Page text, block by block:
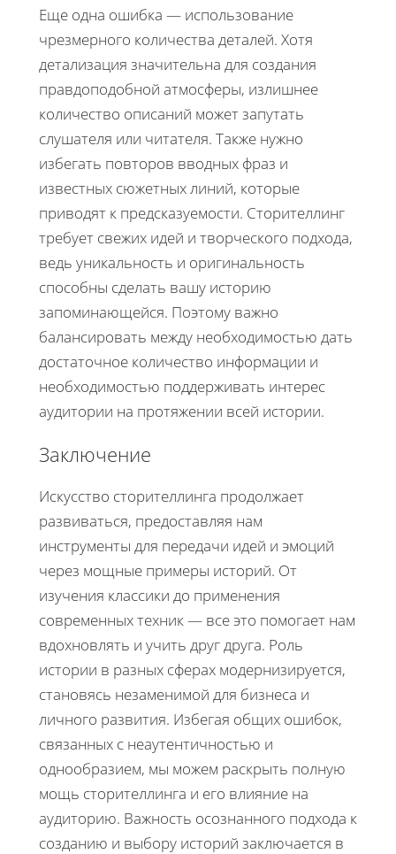
Еще одна ошибка — использование
чрезмерного количества деталей. Хотя
детализация значительна для создания
правдоподобной атмосферы, излишнее
количество описаний может запутать
слушателя или читателя. Также нужно
избегать повторов вводных фраз и
известных сюжетных линий, которые
приводят к предсказуемости. Сторителлинг
требует свежих идей и творческого подхода,
ведь уникальность и оригинальность
способны сделать вашу историю
запоминающейся. Поэтому важно
балансировать между необходимостью дать
достаточное количество информации и
необходимостью поддерживать интерес
аудитории на протяжении всей истории.
Заключение
Искусство сторителлинга продолжает
развиваться, предоставляя нам
инструменты для передачи идей и эмоций
через мощные примеры историй. От
изучения классики до применения
современных техник — все это помогает нам
вдохновлять и учить друг друга. Роль
истории в разных сферах модернизируется,
становясь незаменимой для бизнеса и
личного развития. Избегая общих ошибок,
связанных с неаутентичностью и
однообразием, мы можем раскрыть полную
мощь сторителлинга и его влияние на
аудиторию. Важность осознанного подхода к
созданию и выбору историй заключается в